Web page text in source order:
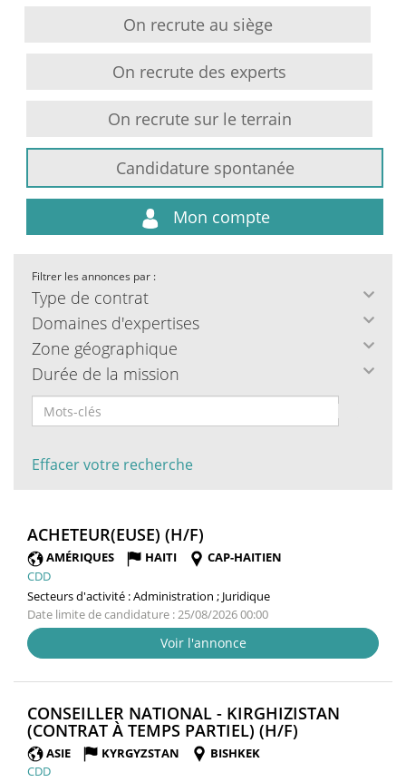
On recrute au siège
On recrute des experts
On recrute sur le terrain
Candidature spontanée
Mon compte
Filtrer les annonces par :
Type de contrat
Domaines d'expertises
Zone géographique
Durée de la mission
Effacer votre recherche
ACHETEUR(EUSE) (H/F)
FENÊTRE)
AMÉRIQUES HAITI
CAP-HAITIEN
CDD
Secteurs d'activité :Administration ; Juridique
Date limite de candidature : 25/08/2026 00:00
Voir l'annonce
CONSEILLER NATIONAL - KIRGHIZISTAN
(CONTRAT À TEMPS PARTIEL) (H/F)
ASIE KYRGYZSTAN
BISHKEK
CDD